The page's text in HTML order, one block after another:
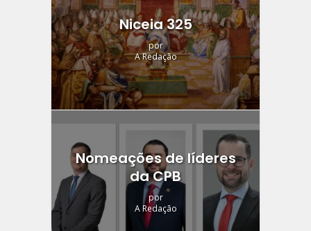
Niceia 325
por
A Redação
Nomeações de líderes
da CPB
por
A Redação